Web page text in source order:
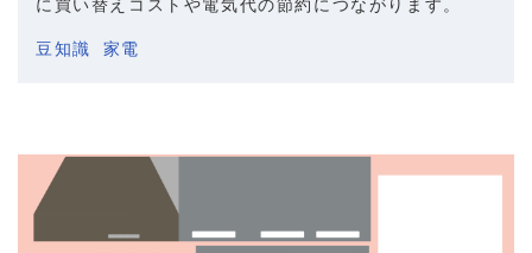
豆知識 家電